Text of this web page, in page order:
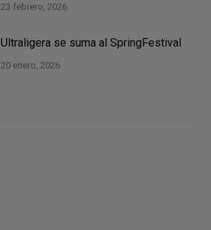
23 febrero, 2026
Ultraligera se suma al SpringFestival
20 enero, 2026